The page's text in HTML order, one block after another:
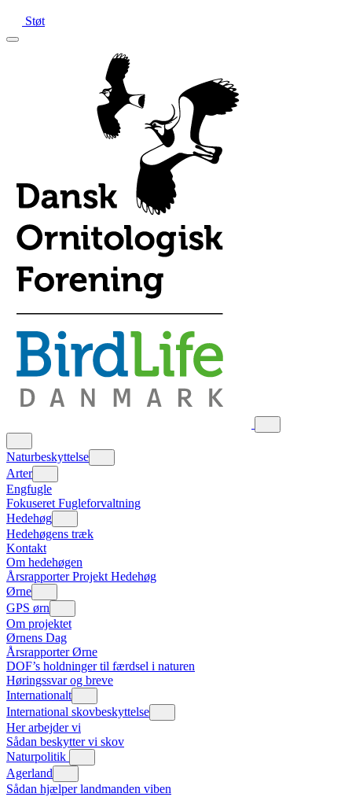
Støt
Naturbeskyttelse
Arter
Engfugle
Fokuseret Fugleforvaltning
Hedehøg
Hedehøgens træk
Kontakt
Om hedehøgen
Årsrapporter Projekt Hedehøg
Ørne
GPS ørn
Om projektet
Ørnens Dag
Årsrapporter Ørne
DOF’s holdninger til færdsel i naturen
Høringssvar og breve
Internationalt
International skovbeskyttelse
Her arbejder vi
Sådan beskytter vi skov
Naturpolitik
Agerland
Sådan hjælper landmanden viben